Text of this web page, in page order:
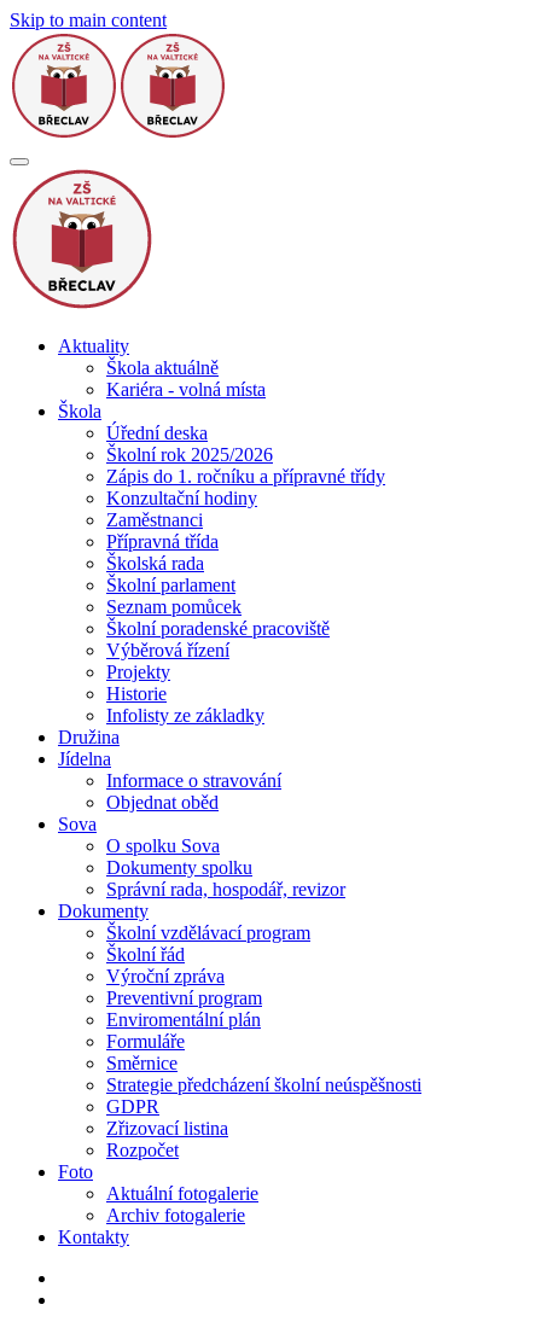
Skip to main content
Aktuality
Škola aktuálně
Kariéra - volná místa
Škola
Úřední deska
Školní rok 2025/2026
Zápis do 1. ročníku a přípravné třídy
Konzultační hodiny
Zaměstnanci
Přípravná třída
Školská rada
Školní parlament
Seznam pomůcek
Školní poradenské pracoviště
Výběrová řízení
Projekty
Historie
Infolisty ze základky
Družina
Jídelna
Informace o stravování
Objednat oběd
Sova
O spolku Sova
Dokumenty spolku
Správní rada, hospodář, revizor
Dokumenty
Školní vzdělávací program
Školní řád
Výroční zpráva
Preventivní program
Enviromentální plán
Formuláře
Směrnice
Strategie předcházení školní neúspěšnosti
GDPR
Zřizovací listina
Rozpočet
Foto
Aktuální fotogalerie
Archiv fotogalerie
Kontakty